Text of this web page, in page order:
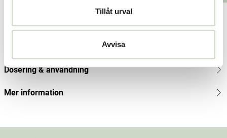
Tillåt urval
Avvisa
Produktbeskrivning
Dosering & användning
Mer information